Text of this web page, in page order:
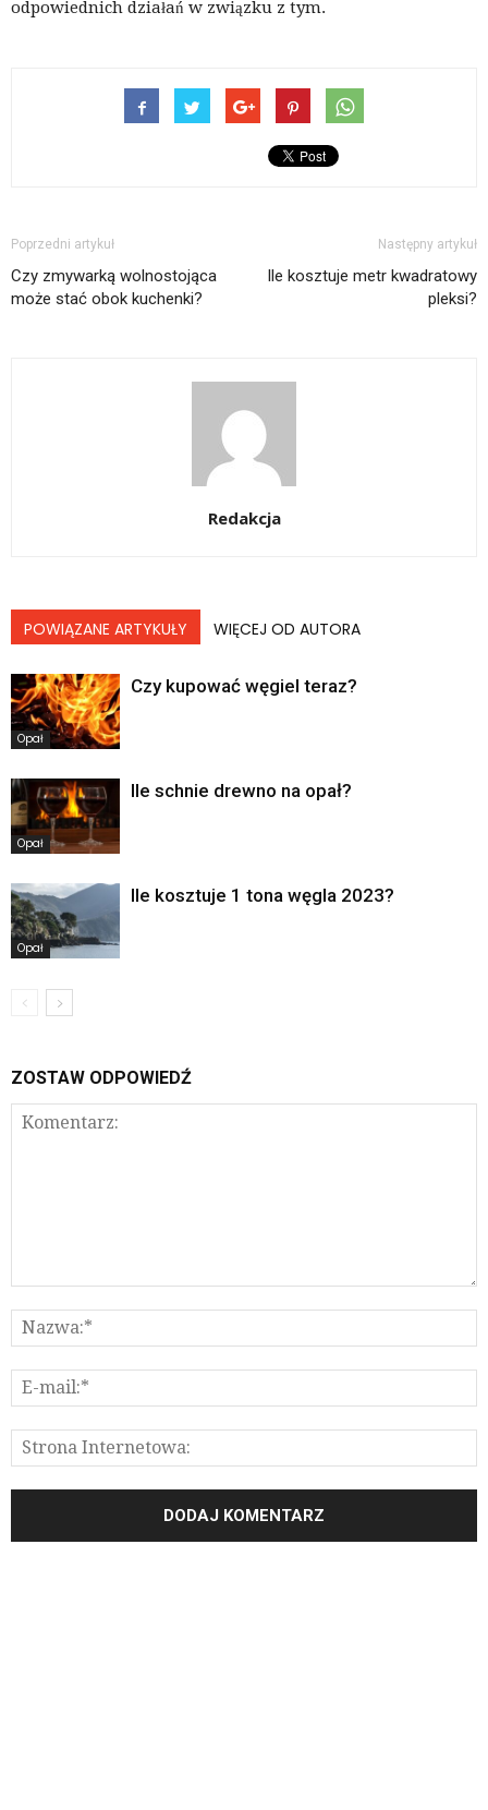
odpowiednich działań w związku z tym.
Poprzedni artykuł
Czy zmywarką wolnostojąca
może stać obok kuchenki?
Następny artykuł
Ile kosztuje metr kwadratowy
pleksi?
Redakcja
POWIĄZANE ARTYKUŁY WIĘCEJ OD AUTORA
Opał
Czy kupować węgiel teraz?
Opał
Ile schnie drewno na opał?
Opał
Ile kosztuje 1 tona węgla 2023?
ZOSTAW ODPOWIEDŹ